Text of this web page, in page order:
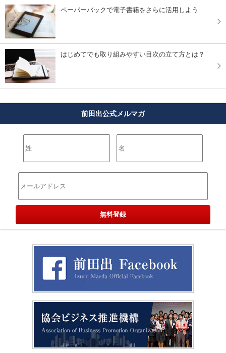
ペーパーバックで電子書籍をさらに活用しよう
はじめてでも取り組みやすい目次の立て方とは？
前田出公式メルマガ